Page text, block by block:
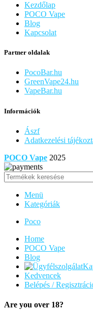
Kezdőlap
POCO Vape
Blog
Kapcsolat
Partner oldalak
PocoBar.hu
GreenVape24.hu
VapeBar.hu
Információk
Ászf
Adatkezelési
POCO Vape 2025
Menü
Kategóriák
Poco
Home
POCO Vape
Blog
Kedvencek
Belépés /
Are you over 18?